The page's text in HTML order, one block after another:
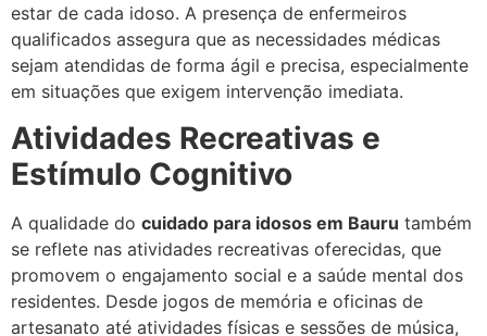
estar de cada idoso. A presença de enfermeiros
qualificados assegura que as necessidades médicas
sejam atendidas de forma ágil e precisa, especialmente
em situações que exigem intervenção imediata.
Atividades Recreativas e
Estímulo Cognitivo
A qualidade do cuidado para idosos em Bauru também
se reflete nas atividades recreativas oferecidas, que
promovem o engajamento social e a saúde mental dos
residentes. Desde jogos de memória e oficinas de
artesanato até atividades físicas e sessões de música,